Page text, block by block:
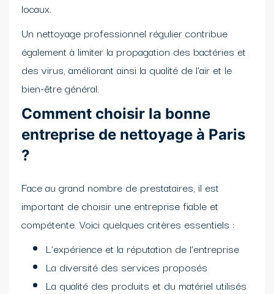
locaux.
Un nettoyage professionnel régulier contribue
également à limiter la propagation des bactéries et
des virus, améliorant ainsi la qualité de l’air et le
bien-être général.
Comment choisir la bonne
entreprise de nettoyage à Paris
?
Face au grand nombre de prestataires, il est
important de choisir une entreprise fiable et
compétente. Voici quelques critères essentiels :
L’expérience et la réputation de l’entreprise
La diversité des services proposés
La qualité des produits et du matériel utilisés